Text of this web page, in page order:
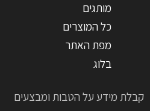
מותגים
כל המוצרים
מפת האתר
בלוג
קבלת מידע על הטבות ומבצעים